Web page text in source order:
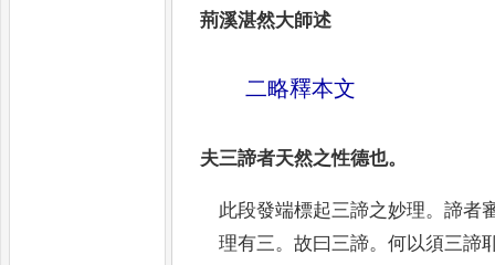
荊溪湛然大師述
二略釋本文
夫三諦者天然之性德也。
此段發端標起三諦之妙理。諦者
理有三。故曰三諦。何以須三諦